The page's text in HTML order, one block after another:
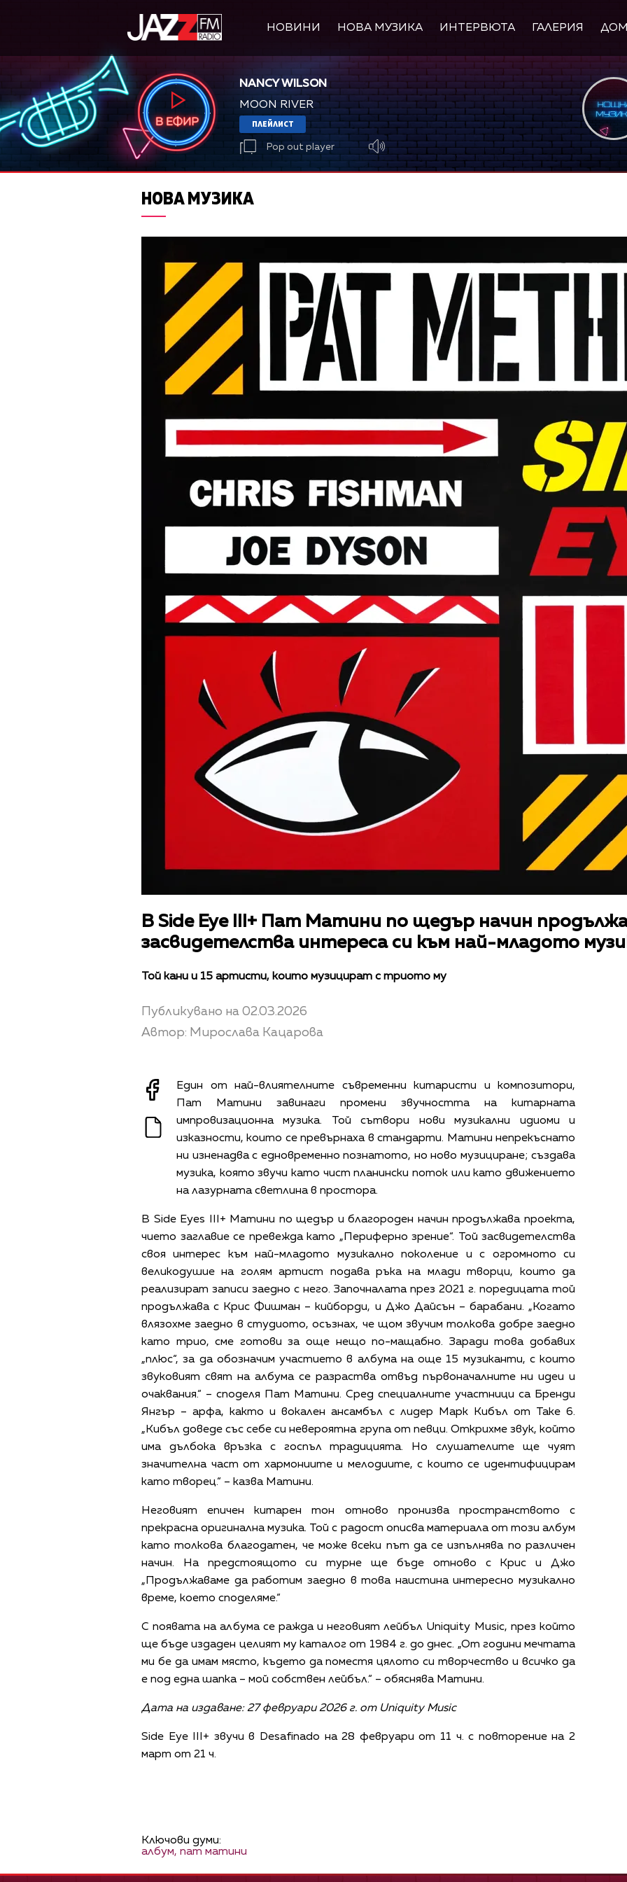
НОВИНИ НОВА МУЗИКА ИНТЕРВЮТА ГАЛЕРИЯ ДОМ
NANCY WILSON
MOON RIVER
ПЛЕЙЛИСТ
Pop out player
НОВА МУЗИКА
В Side Eye III+ Пат Матини по щедър начин
засвидетелства интереса си към най-младото
Той кани и 15 артисти, които музицират с триото му
Публикувано на 02.03.2026
Автор: Мирослава Кацарова
Един от най-влиятелните съвременни китаристи и композитори,
Пат Матини завинаги промени звучността на китарната
импровизационна музика. Той сътвори нови музикални идиоми и
изказности, които се превърнаха в стандарти. Матини непрекъснато
ни изненадва с едновременно познатото, но ново музициране; създава
музика, която звучи като чист планински поток или като движението
на лазурната светлина в простора.
В Side Eyes III+ Матини по щедър и благороден начин продължава проекта,
чието заглавие се превежда като „Периферно зрение“. Той засвидетелства
своя интерес към най-младото музикално поколение и с огромното си
великодушие на голям артист подава ръка на млади творци, които да
реализират записи заедно с него. Започналата през 2021 г. поредицата той
продължава с Крис Фишман – кийборди, и Джо Дайсън – барабани. „Когато
влязохме заедно в студиото, осъзнах, че щом звучим толкова добре заедно
като трио, сме готови за още нещо по-мащабно. Заради това добавих
„плюс“, за да обозначим участието в албума на още 15 музиканти, с които
звуковият свят на албума се разраства отвъд първоначалните ни идеи и
очаквания.“ – споделя Пат Матини. Сред специалните участници са Бренди
Янгър – арфа, както и вокален ансамбъл с лидер Марк Кибъл от Take 6.
„Кибъл доведе със себе си невероятна група от певци. Открихме звук, който
има дълбока връзка с госпъл традицията. Но слушателите ще чуят
значителна част от хармониите и мелодиите, с които се идентифицирам
като творец.“ – казва Матини.
Неговият епичен китарен тон отново пронизва пространството с
прекрасна оригинална музика. Той с радост описва материала от този албум
като толкова благодатен, че може всеки път да се изпълнява по различен
начин. На предстоящото си турне ще бъде отново с Крис и Джо
„Продължаваме да работим заедно в това наистина интересно музикално
време, което споделяме.“
С появата на албума се ражда и неговият лейбъл Uniquity Music, през който
ще бъде издаден целият му каталог от 1984 г. до днес. „От години мечтата
ми бе да имам място, където да поместя цялото си творчество и всичко да
е под една шапка – мой собствен лейбъл.“ – обяснява Матини.
Дата на издаване: 27 февруари 2026 г. от Uniquity Music
Side Eye III+ звучи в Desafinado на 28 февруари от 11 ч. с повторение на 2
март от 21 ч.
Ключови думи:
албум, пат матини